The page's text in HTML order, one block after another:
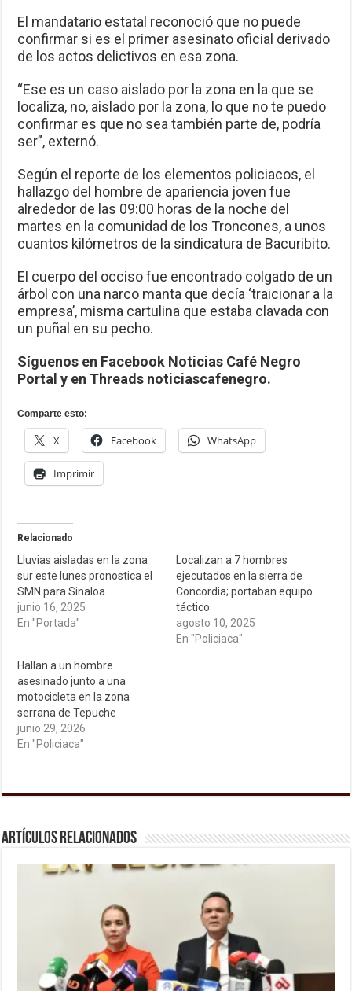
El mandatario estatal reconoció que no puede
confirmar si es el primer asesinato oficial derivado
de los actos delictivos en esa zona.
“Ese es un caso aislado por la zona en la que se
localiza, no, aislado por la zona, lo que no te puedo
confirmar es que no sea también parte de, podría
ser”, externó.
Según el reporte de los elementos policiacos, el
hallazgo del hombre de apariencia joven fue
alrededor de las 09:00 horas de la noche del
martes en la comunidad de los Troncones, a unos
cuantos kilómetros de la sindicatura de Bacuribito.
El cuerpo del occiso fue encontrado colgado de un
árbol con una narco manta que decía ‘traicionar a la
empresa’, misma cartulina que estaba clavada con
un puñal en su pecho.
Síguenos en Facebook Noticias Café Negro
Portal y en Threads noticiascafenegro.
Comparte esto:
X Facebook WhatsApp
Imprimir
Relacionado
Lluvias aisladas en la zona
sur este lunes pronostica el
SMN para Sinaloa
junio 16, 2025
En "Portada"
Localizan a 7 hombres
ejecutados en la sierra de
Concordia; portaban equipo
táctico
agosto 10, 2025
En "Policiaca"
Hallan a un hombre
asesinado junto a una
motocicleta en la zona
serrana de Tepuche
junio 29, 2026
En "Policiaca"
Artículos relacionados